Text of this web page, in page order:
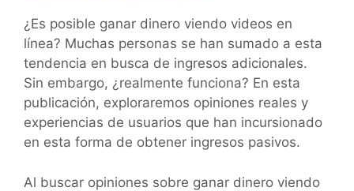
¿Es posible ganar dinero viendo videos en
línea? Muchas personas se han sumado a esta
tendencia en busca de ingresos adicionales.
Sin embargo, ¿realmente funciona? En esta
publicación, exploraremos opiniones reales y
experiencias de usuarios que han incursionado
en esta forma de obtener ingresos pasivos.
Al buscar opiniones sobre ganar dinero viendo